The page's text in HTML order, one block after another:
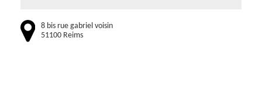
8 bis rue gabriel voisin
51100 Reims